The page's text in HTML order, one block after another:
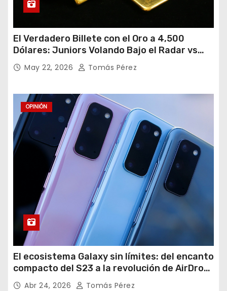
El Verdadero Billete con el Oro a 4,500
Dólares: Juniors Volando Bajo el Radar vs
Gigantes Tropezando
May 22, 2026 Tomás Pérez
OPINIÓN
El ecosistema Galaxy sin límites: del encanto
compacto del S23 a la revolución de AirDrop
en Android
Abr 24, 2026 Tomás Pérez